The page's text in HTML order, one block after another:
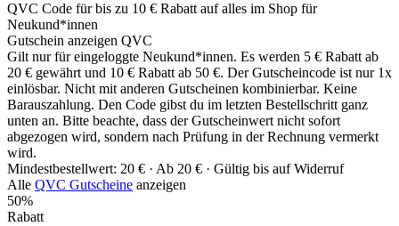
QVC Code für bis zu 10 € Rabatt auf alles im Shop für
Neukund*innen
Gutschein anzeigen QVC
Gilt nur für eingeloggte Neukund*innen. Es werden 5 € Rabatt ab
20 € gewährt und 10 € Rabatt ab 50 €. Der Gutscheincode ist nur 1x
einlösbar. Nicht mit anderen Gutscheinen kombinierbar. Keine
Barauszahlung. Den Code gibst du im letzten Bestellschritt ganz
unten an. Bitte beachte, dass der Gutscheinwert nicht sofort
abgezogen wird, sondern nach Prüfung in der Rechnung vermerkt
wird.
Mindestbestellwert: 20 € · Ab 20 € · Gültig bis auf Widerruf
Alle QVC Gutscheine anzeigen
50%
Rabatt